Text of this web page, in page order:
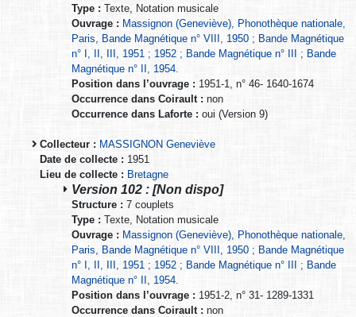
Type : Texte, Notation musicale
Ouvrage : Massignon (Geneviève), Phonothèque nationale,
Paris, Bande Magnétique n° VIII, 1950 ; Bande Magnétique
n° I, II, III, 1951 ; 1952 ; Bande Magnétique n° III ; Bande
Magnétique n° II, 1954.
Position dans l’ouvrage : 1951-1, n° 46- 1640-1674
Occurrence dans Coirault : non
Occurrence dans Laforte : oui (Version 9)
Collecteur : MASSIGNON Geneviève
Date de collecte : 1951
Lieu de collecte : Bretagne
Version 102 : [Non dispo]
Structure : 7 couplets
Type : Texte, Notation musicale
Ouvrage : Massignon (Geneviève), Phonothèque nationale,
Paris, Bande Magnétique n° VIII, 1950 ; Bande Magnétique
n° I, II, III, 1951 ; 1952 ; Bande Magnétique n° III ; Bande
Magnétique n° II, 1954.
Position dans l’ouvrage : 1951-2, n° 31- 1289-1331
Occurrence dans Coirault : non